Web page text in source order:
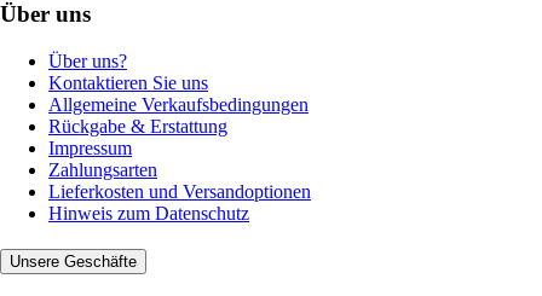
Über uns
Über uns?
Kontaktieren Sie uns
Allgemeine Verkaufsbedingungen
Rückgabe & Erstattung
Impressum
Zahlungsarten
Lieferkosten und Versandoptionen
Hinweis zum Datenschutz
Unsere Geschäfte